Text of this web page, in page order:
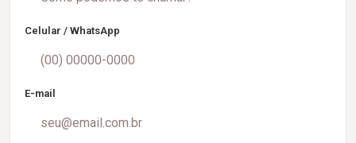
Celular / WhatsApp
E-mail